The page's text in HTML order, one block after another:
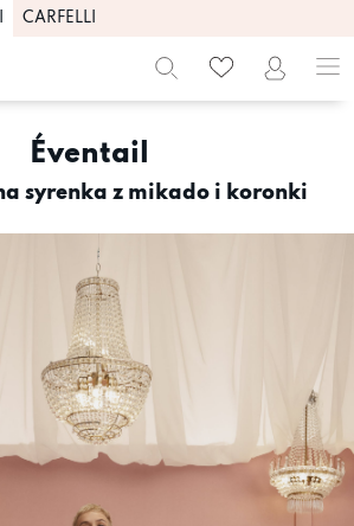
CARFELLI
Éventail
syrenka z mikado i koronki